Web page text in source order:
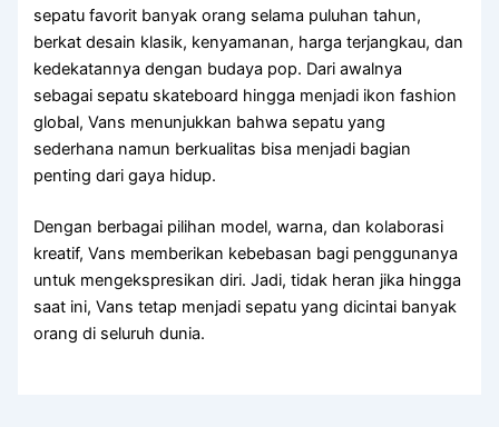
sepatu favorit banyak orang selama puluhan tahun,
berkat desain klasik, kenyamanan, harga terjangkau, dan
kedekatannya dengan budaya pop. Dari awalnya
sebagai sepatu skateboard hingga menjadi ikon fashion
global, Vans menunjukkan bahwa sepatu yang
sederhana namun berkualitas bisa menjadi bagian
penting dari gaya hidup.
Dengan berbagai pilihan model, warna, dan kolaborasi
kreatif, Vans memberikan kebebasan bagi penggunanya
untuk mengekspresikan diri. Jadi, tidak heran jika hingga
saat ini, Vans tetap menjadi sepatu yang dicintai banyak
orang di seluruh dunia.